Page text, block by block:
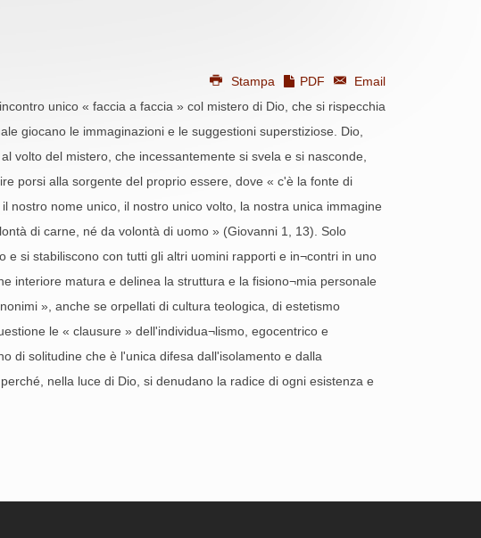
Stampa PDF
Email
unico « faccia a faccia » col mistero di Dio, che si rispecchia
giocano le immaginazioni e le suggestioni superstiziose. Dio,
volto del mistero, che incessantemente si svela e si nasconde,
porsi alla sorgente del proprio essere, dove « c'è la fonte di
nostro nome unico, il nostro unico volto, la nostra unica immagine
di carne, né da volontà di uomo » (Giovanni 1, 13). Solo
si stabiliscono con tutti gli altri uomini rapporti e in¬contri in uno
interiore matura e delinea la struttura e la fisiono¬mia personale
», anche se orpellati di cultura teologica, di estetismo
le « clausure » dell'individua¬lismo, egocentrico e
di solitudine che è l'unica difesa dall'isolamento e dalla
nella luce di Dio, si denudano la radice di ogni esistenza e